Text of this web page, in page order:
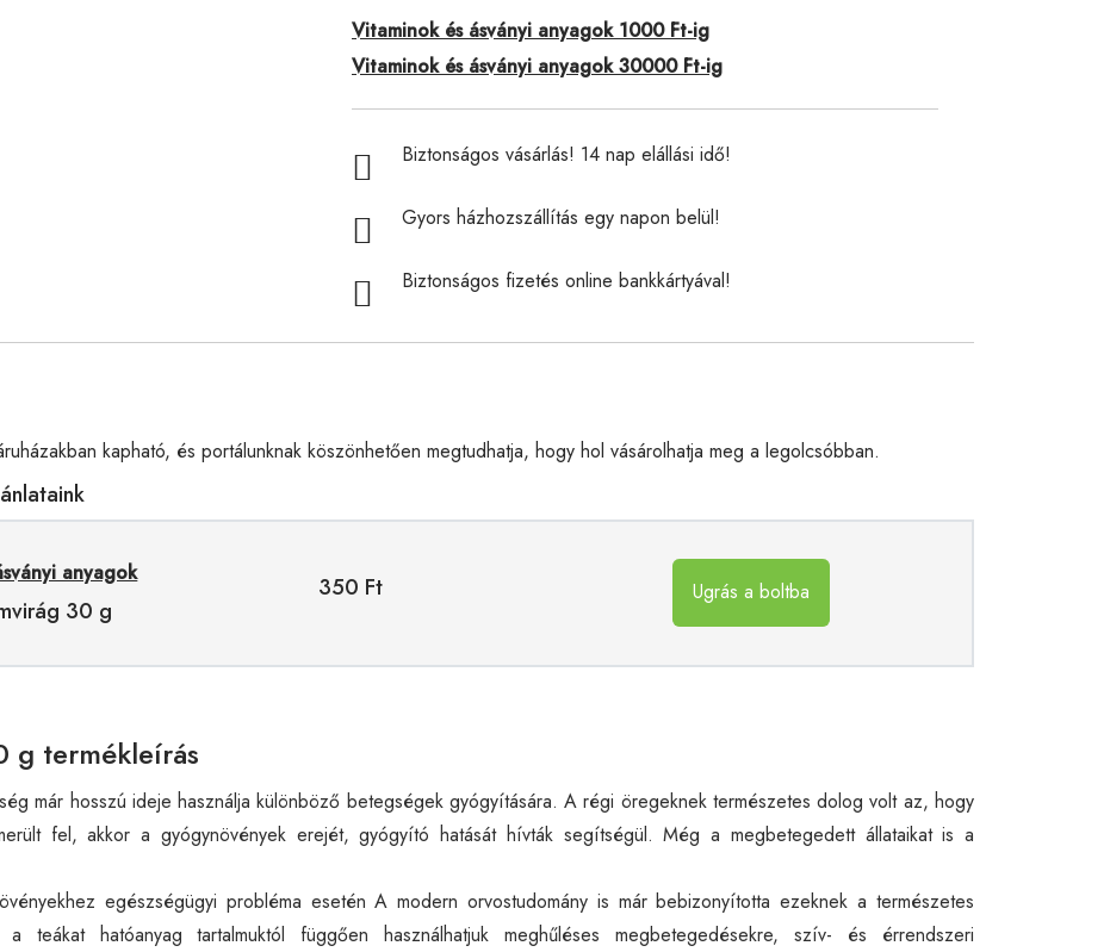
Vitaminok és ásványi anyagok 1000 Ft-ig
Vitaminok és ásványi anyagok 30000 Ft-ig
Biztonságos vásárlás! 14 nap elállási idő!
Gyors házhozszállítás egy napon belül!
Biztonságos fizetés online bankkártyával!
kapható, és portálunknak köszönhetően megtudhatja, hogy hol vásárolhatja meg a legolcsóbban.
anyagok
30 g
350 Ft Ugrás a boltba
g termékleírás
már hosszú ideje használja különböző betegségek gyógyítására. A régi öregeknek természetes dolog volt az, hogy
fel, akkor a gyógynövények erejét, gyógyító hatását hívták segítségül. Még a megbetegedett állataikat is a
egészségügyi probléma esetén A modern orvostudomány is már bebizonyította ezeknek a természetes
teákat hatóanyag tartalmuktól függően használhatjuk meghűléses megbetegedésekre, szív- és érrendszeri